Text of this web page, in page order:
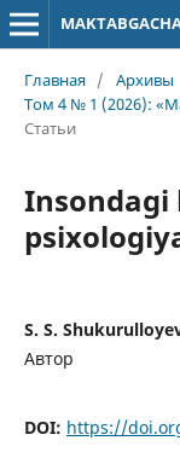
Главная / Архивы
Том 4 № 1 (2026):
Статьи
Insondagi
S. S.
Автор
DOI: https://